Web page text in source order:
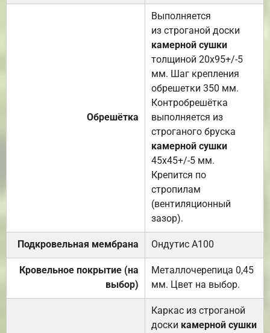
Обрешётка
Выполняется
из строганой доски
камерной сушки
толщиной 20х95+/-5
мм. Шаг крепления
обрешетки 350 мм.
Контробрешётка
выполняется из
строганого бруска
камерной сушки
45х45+/-5 мм.
Крепится по
стропилам
(вентиляционный
зазор).
Подкровельная мембрана Ондутис А100
Кровельное покрытие (на
выбор)
Металлочерепица 0,45
мм. Цвет на выбор.
Каркас из строганой
доски камерной сушки